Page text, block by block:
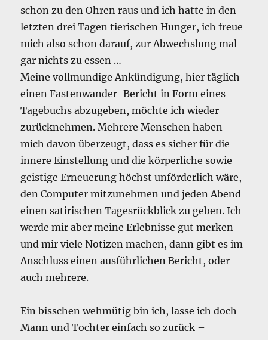
schon zu den Ohren raus und ich hatte in den
letzten drei Tagen tierischen Hunger, ich freue
mich also schon darauf, zur Abwechslung mal
gar nichts zu essen …
Meine vollmundige Ankündigung, hier täglich
einen Fastenwander-Bericht in Form eines
Tagebuchs abzugeben, möchte ich wieder
zurücknehmen. Mehrere Menschen haben
mich davon überzeugt, dass es sicher für die
innere Einstellung und die körperliche sowie
geistige Erneuerung höchst unförderlich wäre,
den Computer mitzunehmen und jeden Abend
einen satirischen Tagesrückblick zu geben. Ich
werde mir aber meine Erlebnisse gut merken
und mir viele Notizen machen, dann gibt es im
Anschluss einen ausführlichen Bericht, oder
auch mehrere.
Ein bisschen wehmütig bin ich, lasse ich doch
Mann und Tochter einfach so zurück –